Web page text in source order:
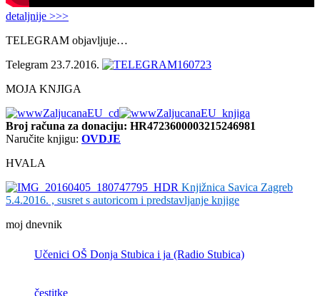
detaljnije >>>
TELEGRAM objavljuje…
Telegram 23.7.2016.
MOJA KNJIGA
Broj računa za donaciju: HR4723600003215246981
Naručite knjigu: OVDJE
HVALA
Knjižnica Savica Zagreb
5.4.2016. , susret s autoricom i predstavljanje knjige
moj dnevnik
Učenici OŠ Donja Stubica i ja (Radio Stubica)
čestitke